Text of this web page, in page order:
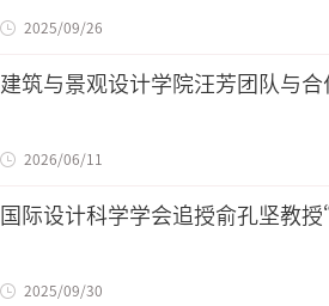
2025/09/26
建筑与景观设计学院汪芳团队与
2026/06/11
国际设计科学学会追授俞孔坚教
2025/09/30